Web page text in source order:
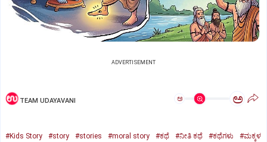
ADVERTISEMENT
TEAM UDAYAVANI ಅ ಅ
#Kids Story #story #stories #moral story #ಕಥೆ #ನೀತಿ ಕಥೆ #ಕಥೆಗಳು
#ಮಕ್ಕಳ